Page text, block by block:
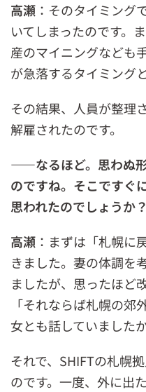
高瀬 ：そのタイミング
いてしまったのです。
産のマイニングなども
が急落するタイミング
その結果、人員が整理
解雇されたのです。
――なるほど。思わぬ
のですね。そこですぐ
思われたのでしょうか？
高瀬 ：まずは「札幌に
きました。妻の体調を
ましたが、思ったほど
「それならば札幌の郊
女とも話していましたか
それで、SHIFTの札幌
のです。一度、外に出